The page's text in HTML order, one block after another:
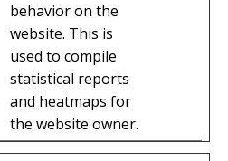
behavior on the
website. This is
used to compile
statistical reports
and heatmaps for
the website owner.